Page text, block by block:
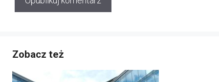
Zobacz też